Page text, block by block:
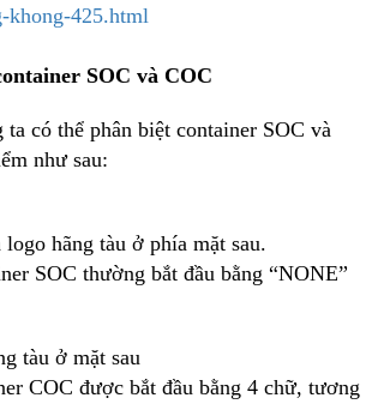
khong-425.html
SOC và COC
có thể phân biệt container SOC và
như sau:
hãng tàu ở phía mặt sau.
SOC thường bắt đầu bằng “NONE”
tàu ở mặt sau
COC được bắt đầu bằng 4 chữ, tương